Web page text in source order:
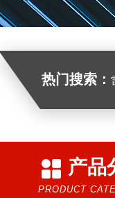
热门搜索：
产品
PRODUCT